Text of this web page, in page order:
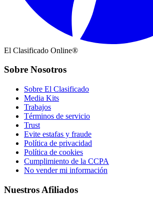
El Clasificado Online®
Sobre Nosotros
Sobre El Clasificado
Media Kits
Trabajos
Términos de servicio
Trust
Evite estafas y fraude
Política de privacidad
Política de cookies
Cumplimiento de la CCPA
No vender mi información
Nuestros Afiliados